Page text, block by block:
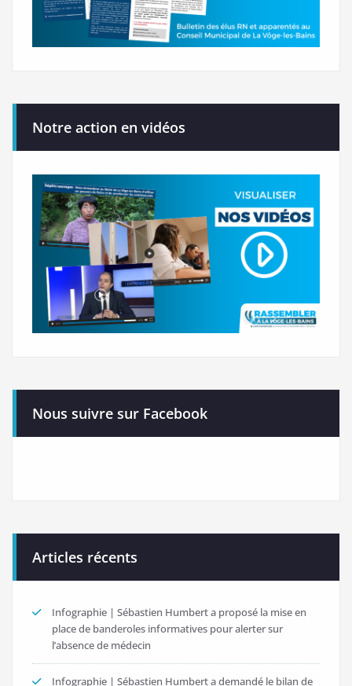
Notre action en vidéos
Nous suivre sur Facebook
Articles récents
Infographie | Sébastien Humbert a proposé la mise en
place de banderoles informatives pour alerter sur
l’absence de médecin
Infographie | Sébastien Humbert a demandé le bilan de